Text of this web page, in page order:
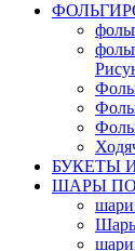
БУКЕТЫ
ШАРЫ